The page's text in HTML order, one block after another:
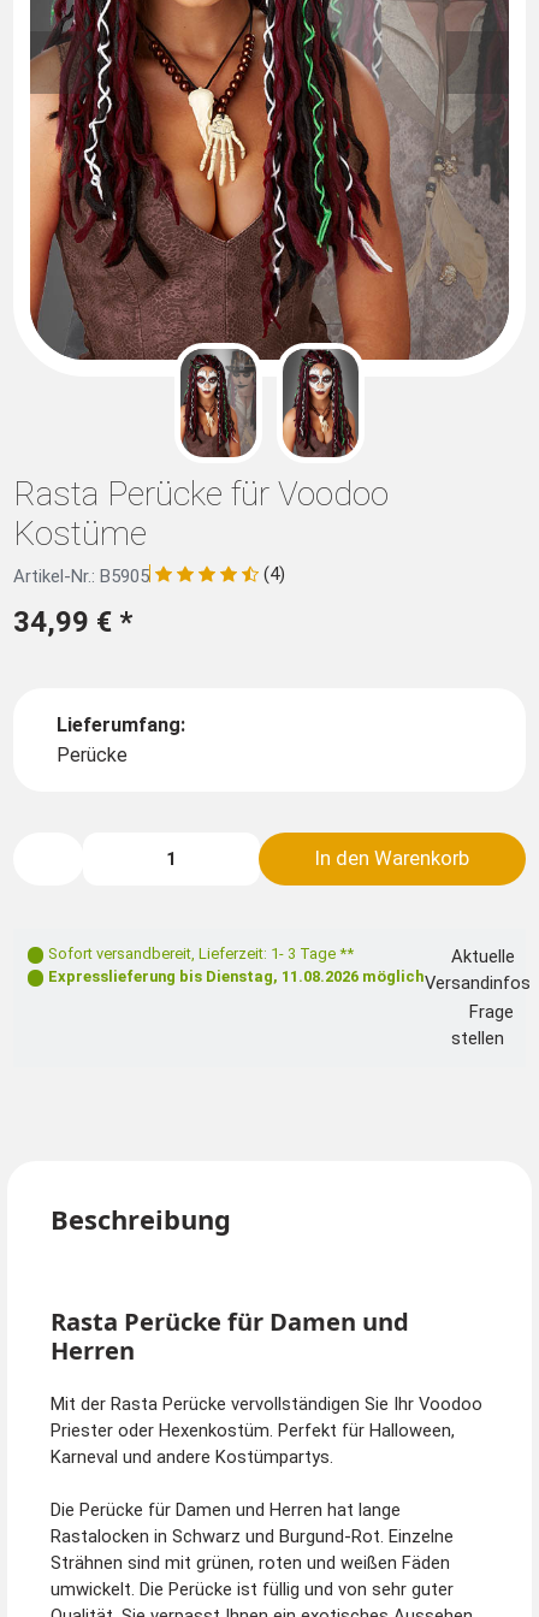
Rasta Perücke für Voodoo
Kostüme
Artikel-Nr.: B5905 (4)
34,99 € *
Lieferumfang:
Perücke
In den Warenkorb
Sofort versandbereit, Lieferzeit: 1- 3 Tage **
Expresslieferung bis Dienstag, 11.08.2026 möglich
Aktuelle
Versandinfos
Frage
stellen
Beschreibung
Rasta Perücke für Damen und
Herren
Mit der Rasta Perücke vervollständigen Sie Ihr Voodoo
Priester oder Hexenkostüm. Perfekt für Halloween,
Karneval und andere Kostümpartys.
Die Perücke für Damen und Herren hat lange
Rastalocken in Schwarz und Burgund-Rot. Einzelne
Strähnen sind mit grünen, roten und weißen Fäden
umwickelt. Die Perücke ist füllig und von sehr guter